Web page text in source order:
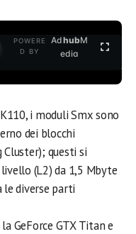
POWERE
D BY
AdhubM
edia
i moduli Smx sono
dei blocchi
Cluster); questi si
(L2) da 1,5 Mbyte
diverse parti
GeForce GTX Titan e